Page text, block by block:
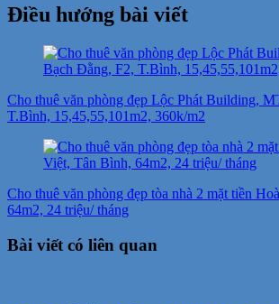
Điều hướng bài viết
Cho thuê văn phòng đẹp Lộc Phát Building,
T.Bình, 15,45,55,101m2, 360k/m2
Cho thuê văn phòng đẹp tòa nhà 2 mặt tiền
64m2, 24 triệu/ tháng
Bài viết có liên quan